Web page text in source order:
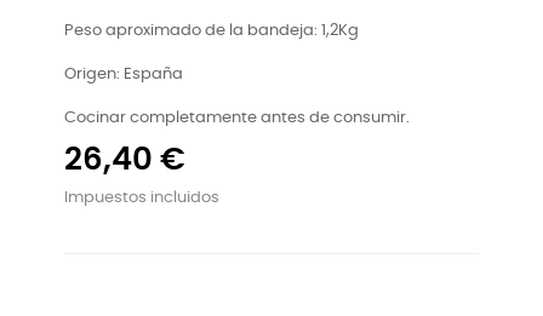
Peso aproximado de la bandeja: 1,2Kg
Origen: España
Cocinar completamente antes de consumir.
26,40 €
Impuestos incluidos